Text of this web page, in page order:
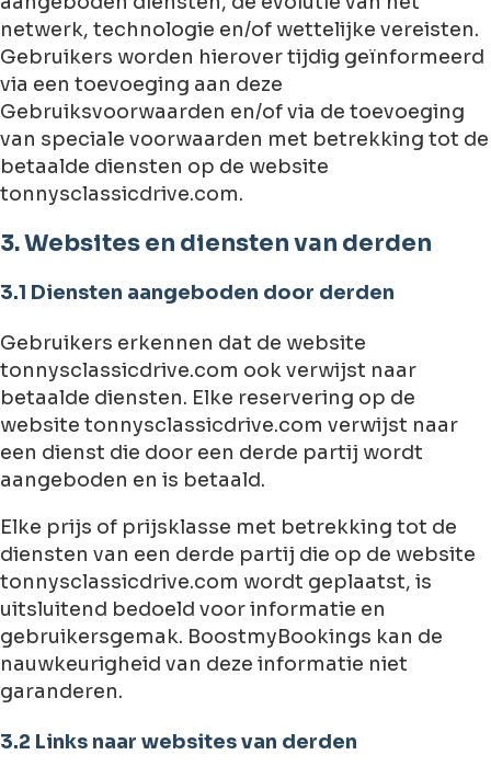
netwerk, technologie en/of wettelijke vereisten.
Gebruikers worden hierover tijdig geïnformeerd
via een toevoeging aan deze
Gebruiksvoorwaarden en/of via de toevoeging
van speciale voorwaarden met betrekking tot de
betaalde diensten op de website
tonnysclassicdrive.com.
3. Websites en diensten van derden
3.1 Diensten aangeboden door derden
Gebruikers erkennen dat de website
tonnysclassicdrive.com ook verwijst naar
betaalde diensten. Elke reservering op de
website tonnysclassicdrive.com verwijst naar
een dienst die door een derde partij wordt
aangeboden en is betaald.
Elke prijs of prijsklasse met betrekking tot de
diensten van een derde partij die op de website
tonnysclassicdrive.com wordt geplaatst, is
uitsluitend bedoeld voor informatie en
gebruikersgemak. BoostmyBookings kan de
nauwkeurigheid van deze informatie niet
garanderen.
3.2 Links naar websites van derden